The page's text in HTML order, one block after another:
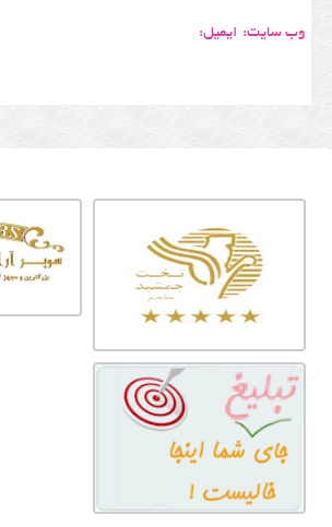
وب سایت: ایمیل: